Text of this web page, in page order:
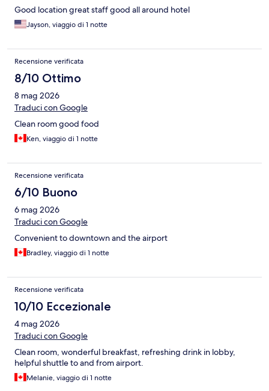
Good location great staff good all around hotel
Jayson, viaggio di 1 notte
Recensione verificata
8/10 Ottimo
8 mag 2026
Traduci con Google
Clean room good food
Ken, viaggio di 1 notte
Recensione verificata
6/10 Buono
6 mag 2026
Traduci con Google
Convenient to downtown and the airport
Bradley, viaggio di 1 notte
Recensione verificata
10/10 Eccezionale
4 mag 2026
Traduci con Google
Clean room, wonderful breakfast, refreshing drink in lobby,
helpful shuttle to and from airport.
Melanie, viaggio di 1 notte